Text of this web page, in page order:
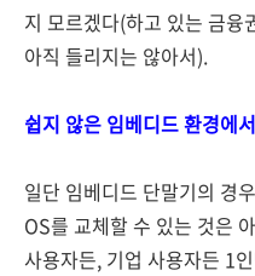
지 모르겠다(하고 있는 금융
아직 들리지는 않아서).
쉽지 않은 임베디드 환경에
일단 임베디드 단말기의 경
OS를 교체할 수 있는 것은
사용자든, 기업 사용자든 1